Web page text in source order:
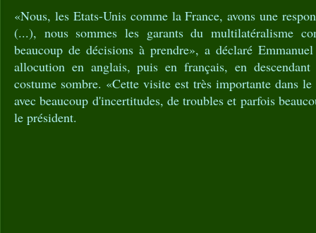
«Nous, les Etats-Unis comme la France, avons une
(...), nous sommes les garants du multilatéralisme
beaucoup de décisions à prendre», a déclaré
allocution en anglais, puis en français, en
costume sombre. «Cette visite est très importante dans
avec beaucoup d'incertitudes, de troubles et parfois
le président.